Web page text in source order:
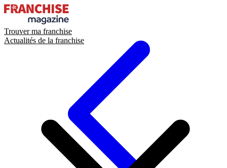
Trouver ma franchise
Actualités de la franchise